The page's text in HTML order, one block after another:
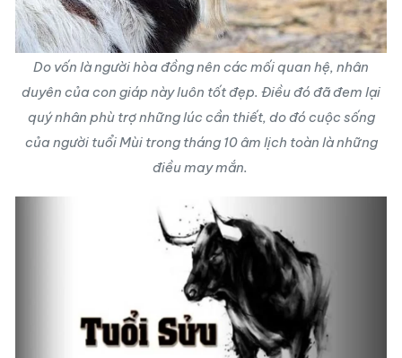
Do vốn là người hòa đồng nên các mối quan hệ, nhân
duyên của con giáp này luôn tốt đẹp. Điều đó đã đem lại
quý nhân phù trợ những lúc cần thiết, do đó cuộc sống
của người tuổi Mùi trong tháng 10 âm lịch toàn là những
điều may mắn.